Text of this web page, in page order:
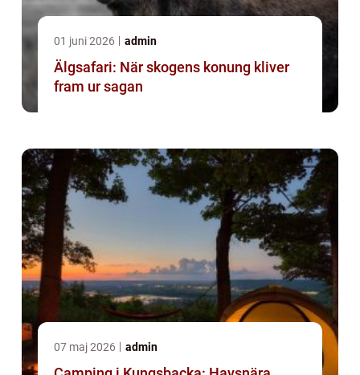
01 juni 2026 admin
Älgsafari: När skogens konung kliver
fram ur sagan
07 maj 2026 admin